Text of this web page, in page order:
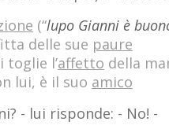
(“lupo Gianni è
delle sue paure
toglie l’affetto della
lui, è il suo amico
- lui risponde: - No! -